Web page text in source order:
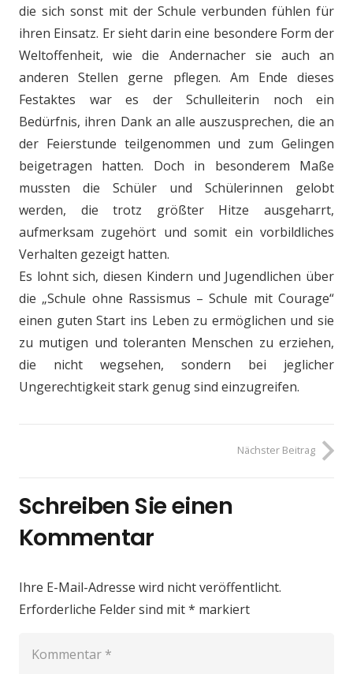
die sich sonst mit der Schule verbunden fühlen für
ihren Einsatz. Er sieht darin eine besondere Form der
Weltoffenheit, wie die Andernacher sie auch an
anderen Stellen gerne pflegen. Am Ende dieses
Festaktes war es der Schulleiterin noch ein
Bedürfnis, ihren Dank an alle auszusprechen, die an
der Feierstunde teilgenommen und zum Gelingen
beigetragen hatten. Doch in besonderem Maße
mussten die Schüler und Schülerinnen gelobt
werden, die trotz größter Hitze ausgeharrt,
aufmerksam zugehört und somit ein vorbildliches
Verhalten gezeigt hatten.
Es lohnt sich, diesen Kindern und Jugendlichen über
die „Schule ohne Rassismus – Schule mit Courage“
einen guten Start ins Leben zu ermöglichen und sie
zu mutigen und toleranten Menschen zu erziehen,
die nicht wegsehen, sondern bei jeglicher
Ungerechtigkeit stark genug sind einzugreifen.
Nächster Beitrag
Schreiben Sie einen
Kommentar
Ihre E-Mail-Adresse wird nicht veröffentlicht.
Erforderliche Felder sind mit* markiert